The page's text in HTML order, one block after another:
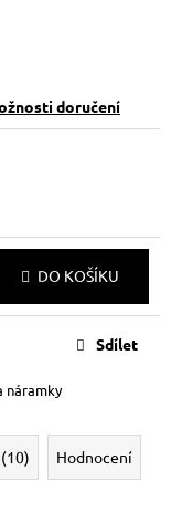
doručení
DO KOŠÍKU
náramky
Sdílet
Hodnocení